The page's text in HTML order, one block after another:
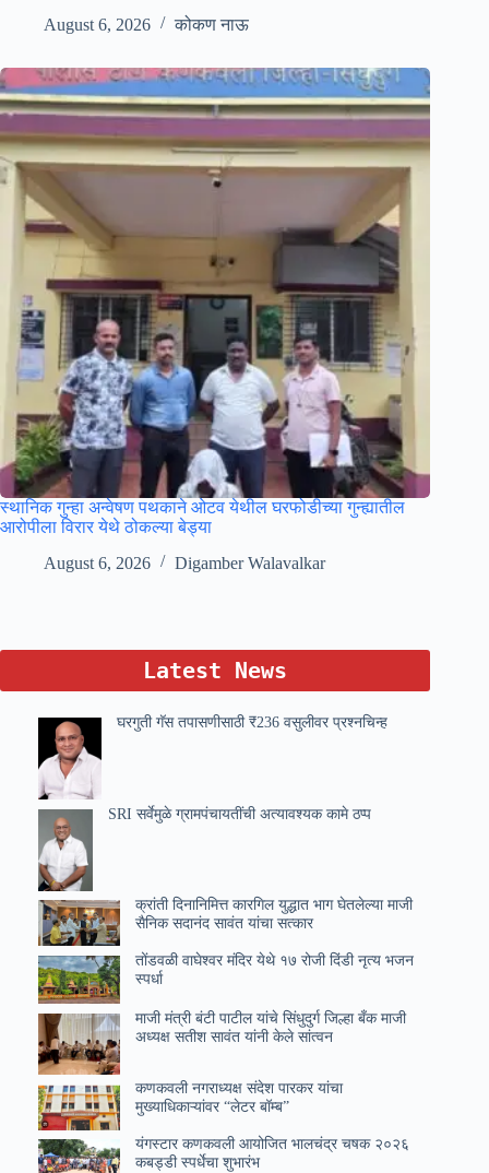
August 6, 2026
कोकण नाऊ
स्थानिक गुन्हा अन्वेषण पथकाने ओटव येथील घरफोडीच्या गुन्ह्यातील
आरोपीला विरार येथे ठोकल्या बेड्या
August 6, 2026
Digamber Walavalkar
Latest News
घरगुती गॅस तपासणीसाठी ₹236 वसुलीवर प्रश्नचिन्ह
SRI सर्वेमुळे ग्रामपंचायतींची अत्यावश्यक कामे ठप्प
क्रांती दिनानिमित्त कारगिल युद्धात भाग घेतलेल्या माजी
सैनिक सदानंद सावंत यांचा सत्कार
तोंडवळी वाघेश्वर मंदिर येथे १७ रोजी दिंडी नृत्य भजन
स्पर्धा
माजी मंत्री बंटी पाटील यांचे सिंधुदुर्ग जिल्हा बँक माजी
अध्यक्ष सतीश सावंत यांनी केले सांत्वन
कणकवली नगराध्यक्ष संदेश पारकर यांचा
मुख्याधिकाऱ्यांवर “लेटर बॉम्ब”
यंगस्टार कणकवली आयोजित भालचंद्र चषक २०२६
कबड्डी स्पर्धेचा शुभारंभ